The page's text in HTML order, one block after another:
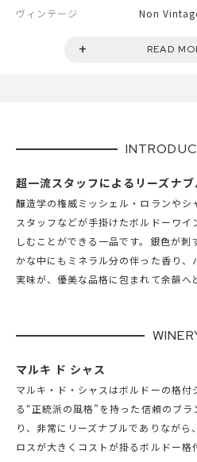
ヴィンテージ
Non
50％
ボディ
ミディアム
READ
超一流スタッフによるリーズナ
醸造学の権威ミッシェル・ロランやシ
スタッフなどが手掛けたボルドーワ
しむことができる一品です。銀色が
かな中にもミネラル分の伴った香り
実味が、優美な品格に包まれて余韻へ
マルキ ド シャス
マルキ・ド・シャスはボルドーの格付
る“正統派の風格”を持った信頼のブラ
り、非常にリーズナブルでありながら
ロスが大きくコストが掛るボルドー格